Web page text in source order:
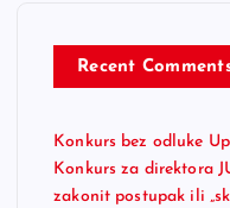
Recent
Konkurs bez odluke
Konkurs za direktora
zakonit postupak ili